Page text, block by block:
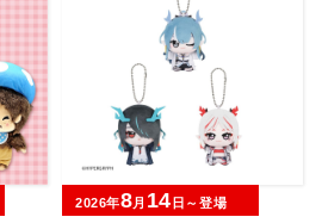
2026年8月 14 日～登場